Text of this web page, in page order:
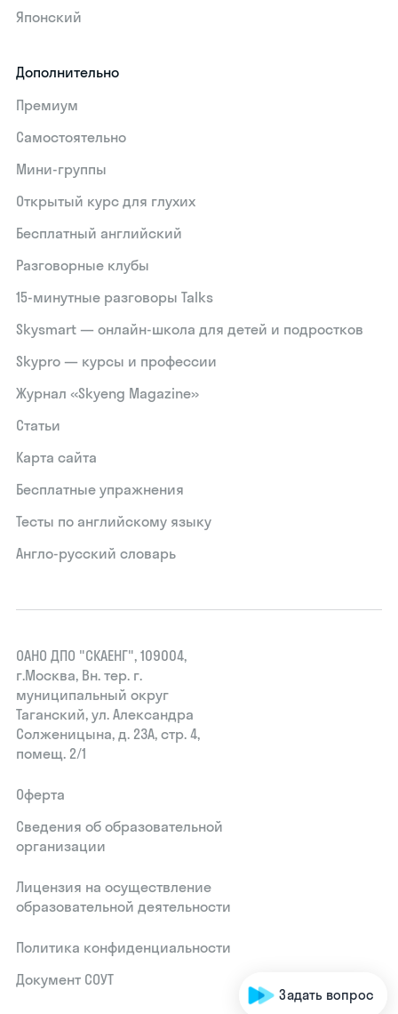
Японский
Дополнительно
Премиум
Самостоятельно
Мини-группы
Открытый курс для глухих
Бесплатный английский
Разговорные клубы
15‑минутные разговоры Talks
Skysmart — онлайн-школа для детей и подростков
Skypro — курсы и профессии
Журнал «Skyeng Magazine»
Статьи
Карта сайта
Бесплатные упражнения
Тесты по английскому языку
Англо-русский словарь
ОАНО ДПО "СКАЕНГ", 109004,
г.Москва, Вн. тер. г.
муниципальный округ
Таганский, ул. Александра
Солженицына, д. 23А, стр. 4,
помещ. 2/1
Оферта
Сведения об образовательной
организации
Лицензия на осуществление
образовательной деятельности
Политика конфиденциальности
Документ СОУТ
Задать вопрос